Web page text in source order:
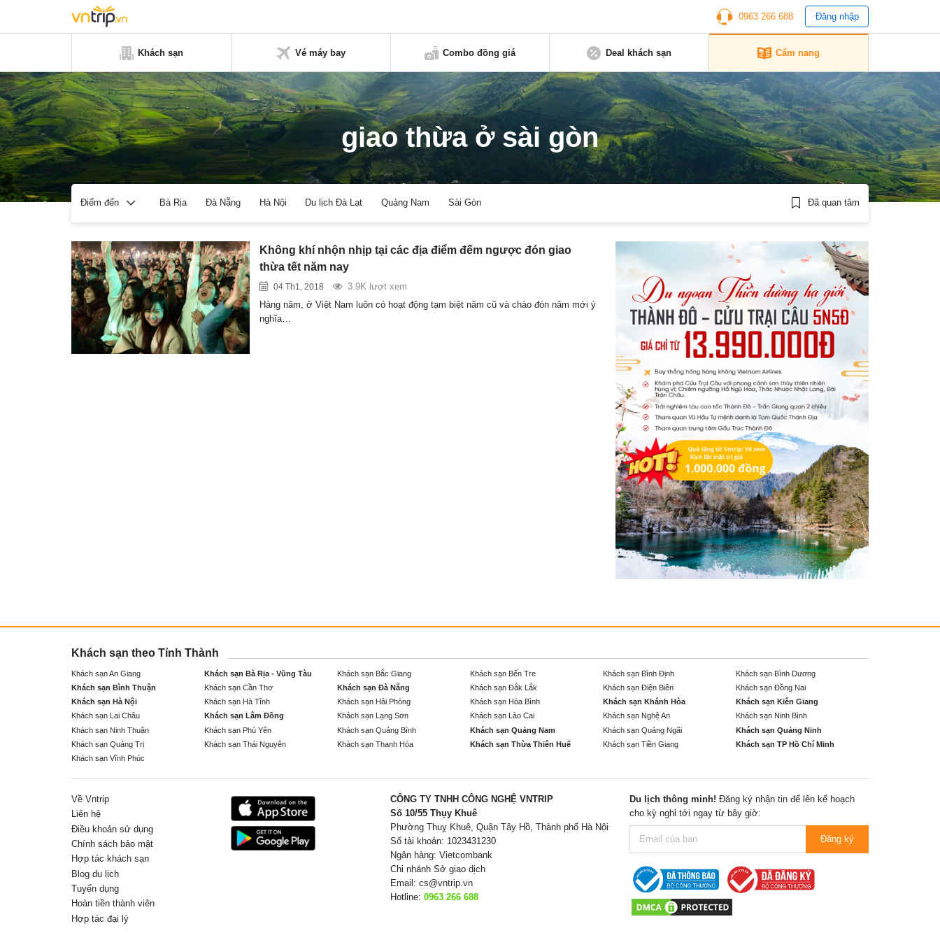
0963 266 688 Đăng nhập
Khách sạn Vé máy bay Combo đồng giá Deal khách sạn Cẩm nang
giao thừa ở sài gòn
Điểm đến Bà Rịa Đà Nẵng Hà Nội Du lịch Đà Lạt Quảng Nam Sài Gòn Đã quan tâm
Không khí nhộn nhịp tại các địa điểm đếm ngược đón giao
thừa tết năm nay
04 Th1, 2018
3.9K lượt xem
Hàng năm, ở Việt Nam luôn có hoạt động tạm biệt năm cũ và chào đón năm mới ý
nghĩa…
Khách sạn theo Tỉnh Thành
Khách sạn An Giang Khách sạn Bà Rịa - Vũng Tàu Khách sạn Bắc Giang Khách sạn Bến Tre Khách sạn Bình Định
Khách sạn Bình Dương
Khách sạn Bình Thuận
Khách sạn Cần Thơ Khách sạn Đà Nẵng Khách sạn Đắk Lắk Khách sạn Điện Biên
Khách sạn Đồng Nai
Khách sạn Hà Nội
Khách sạn Hà Tĩnh Khách sạn Hải Phòng Khách sạn Hòa Bình Khách sạn Khánh Hòa
Khách sạn Kiên Giang
Khách sạn Lai Châu
Khách sạn Lâm Đồng Khách sạn Lạng Sơn Khách sạn Lào Cai Khách sạn Nghệ An
Khách sạn Ninh Bình
Khách sạn Ninh Thuận
Khách sạn Phú Yên Khách sạn Quảng Bình Khách sạn Quảng Nam Khách sạn Quảng Ngãi
Khách sạn Quảng Ninh
Khách sạn Quảng Trị
Khách sạn Thái Nguyên Khách sạn Thanh Hóa Khách sạn Thừa Thiên Huế Khách sạn Tiền Giang
Khách sạn TP Hồ Chí Minh
Khách sạn Vĩnh Phúc
Về Vntrip
Liên hệ
Điều khoản sử dụng
Chính sách bảo mật
Hợp tác khách sạn
Blog du lịch
Tuyển dụng
Hoàn tiền thành viên
Hợp tác đại lý
CÔNG TY TNHH CÔNG NGHỆ VNTRIP
Số 10/55 Thụy Khuê
Phường Thuỵ Khuê, Quận Tây Hồ, Thành phố Hà Nội
Số tài khoản: 1023431230
Ngân hàng: Vietcombank
Chi nhánh Sở giao dịch
Email: cs@vntrip.vn
Hotline: 0963 266 688
Du lịch thông minh! Đăng ký nhận tin để lên kế hoạch
cho kỳ nghỉ tới ngay từ bây giờ:
Đăng ký